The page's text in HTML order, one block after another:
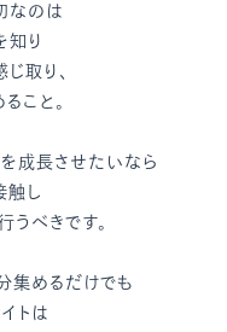
なのは
知り
取り、
こと。
成長させたいなら
触し
うべきです。
集めるだけでも
トは